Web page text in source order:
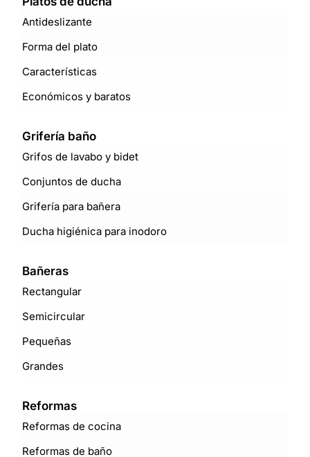
Antideslizante
Forma del plato
Características
Económicos y baratos
Grifería baño
Grifos de lavabo y bidet
Conjuntos de ducha
Grifería para bañera
Ducha higiénica para inodoro
Bañeras
Rectangular
Semicircular
Pequeñas
Grandes
Reformas
Reformas de cocina
Reformas de baño